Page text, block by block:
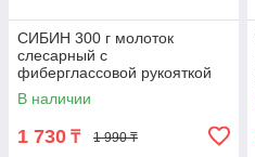
СИБИН 300 г молоток
слесарный с
фиберглассовой рукояткой
В наличии
1 730 ₸ 1 990 ₸